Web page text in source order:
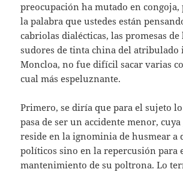
preocupación ha mutado en
la palabra que ustedes están
cabriolas dialécticas, las promesas
sudores de tinta china del
Moncloa, no fue difícil sacar varias
cual más espeluznante.
Primero, se diría que para el sujeto
pasa de ser un accidente menor,
reside en la ignominia de husmear a
políticos sino en la repercusión para
mantenimiento de su poltrona. Lo